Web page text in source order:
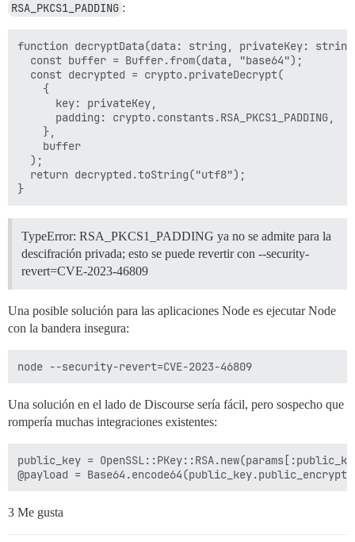
RSA_PKCS1_PADDING :
function decryptData(data: string, privateKey:
  const buffer = Buffer.from(data, "base64");
  const decrypted = crypto.privateDecrypt(
    {
      key: privateKey,
      padding: crypto.constants.RSA_PKCS1_PADDING,
    },
    buffer
  );
  return decrypted.toString("utf8");
TypeError: RSA_PKCS1_PADDING ya no se admite para la
descifración privada; esto se puede revertir con --security-
revert=CVE-2023-46809
Una posible solución para las aplicaciones Node es ejecutar Node
con la bandera insegura:
Una solución en el lado de Discourse sería fácil, pero sospecho que
rompería muchas integraciones existentes:
public_key =
3 Me gusta